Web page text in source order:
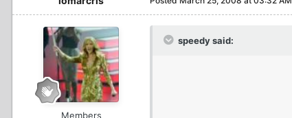
Members
speedy said: